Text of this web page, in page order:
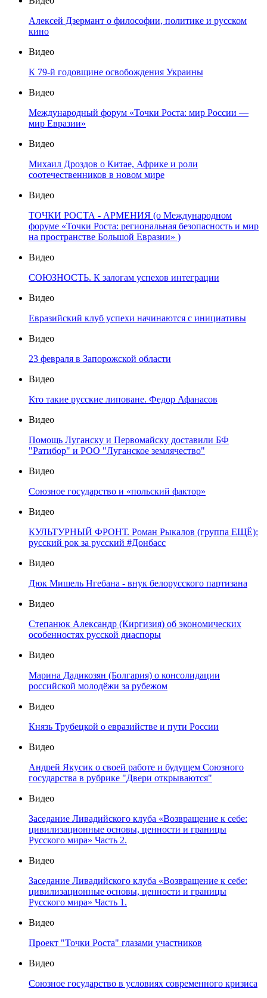
Алексей Дзермант о философии, политике и русском
кино
Видео
К 79-й годовщине освобождения Украины
Видео
Международный форум «Точки Роста: мир России —
мир Евразии»
Видео
Михаил Дроздов о Китае, Африке и роли
соотечественников в новом мире
Видео
ТОЧКИ РОСТА - АРМЕНИЯ (о Международном
форуме «Точки Роста: региональная безопасность и мир
на пространстве Большой Евразии» )
Видео
СОЮЗНОСТЬ. К залогам успехов интеграции
Видео
Евразийский клуб успехи начинаются с инициативы
Видео
23 февраля в Запорожской области
Видео
Кто такие русские липоване. Федор Афанасов
Видео
Помощь Луганску и Первомайску доставили БФ
"Ратибор" и РОО "Луганское землячество"
Видео
Союзное государство и «польский фактор»
Видео
КУЛЬТУРНЫЙ ФРОНТ. Роман Рыкалов (группа ЕЩЁ):
русский рок за русский #Донбасс
Видео
Дюк Мишель Нгебана - внук белорусского партизана
Видео
Степанюк Александр (Киргизия) об экономических
особенностях русской диаспоры
Видео
Марина Дадикозян (Болгария) о консолидации
российской молодёжи за рубежом
Видео
Князь Трубецкой о евразийстве и пути России
Видео
Андрей Якусик о своей работе и будущем Союзного
государства в рубрике "Двери открываются"
Видео
Заседание Ливадийского клуба «Возвращение к себе:
цивилизационные основы, ценности и границы
Русского мира» Часть 2.
Видео
Заседание Ливадийского клуба «Возвращение к себе:
цивилизационные основы, ценности и границы
Русского мира» Часть 1.
Видео
Проект "Точки Роста" глазами участников
Видео
Союзное государство в условиях современного кризиса